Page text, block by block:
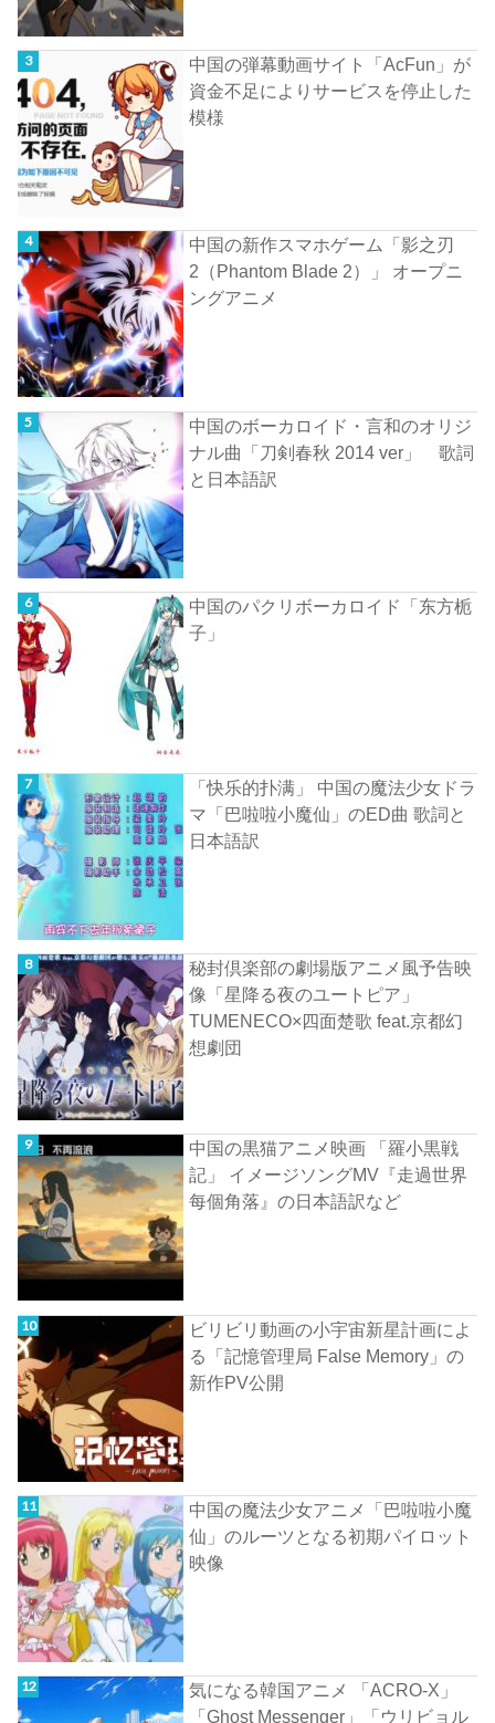
中国の弾幕動画サイト「AcFun」が
資金不足によりサービスを停止した
模様
中国の新作スマホゲーム「影之刃
2（Phantom Blade 2）」 オープニ
ングアニメ
中国のボーカロイド・言和のオリジ
ナル曲「刀剣春秋 2014 ver」 歌詞
と日本語訳
中国のパクリボーカロイド「东方栀
子」
「快乐的扑满」 中国の魔法少女ドラ
マ「巴啦啦小魔仙」のED曲 歌詞と
日本語訳
秘封倶楽部の劇場版アニメ風予告映
像「星降る夜のユートピア」
TUMENECO×四面楚歌 feat.京都幻
想劇団
中国の黒猫アニメ映画 「羅小黒戦
記」 イメージソングMV『走過世界
每個角落』の日本語訳など
ビリビリ動画の小宇宙新星計画によ
る「記憶管理局 False Memory」の
新作PV公開
中国の魔法少女アニメ「巴啦啦小魔
仙」のルーツとなる初期パイロット
映像
気になる韓国アニメ 「ACRO-X」
「Ghost Messenger」「ウリビョル